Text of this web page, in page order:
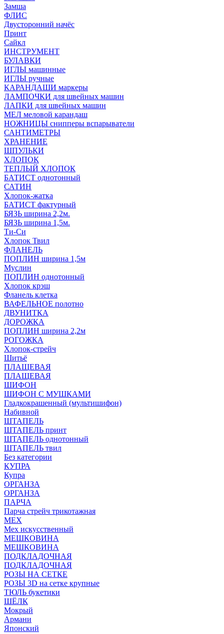
Замша
ФЛИС
Двусторонний начёс
Принт
Сайкл
ИНСТРУМЕНТ
БУЛАВКИ
ИГЛЫ машинные
ИГЛЫ ручные
КАРАНДАШИ маркеры
ЛАМПОЧКИ для швейных машин
ЛАПКИ для швейных машин
МЕЛ меловой карандаш
НОЖНИЦЫ снипперы вспарыватели
САНТИМЕТРЫ
ХРАНЕНИЕ
ШПУЛЬКИ
ХЛОПОК
ТЕПЛЫЙ ХЛОПОК
БАТИСТ однотонный
САТИН
Хлопок-жатка
БАТИСТ фактурный
БЯЗЬ ширина 2,2м.
БЯЗЬ ширина 1,5м.
Ти-Си
Хлопок Твил
ФЛАНЕЛЬ
ПОПЛИН ширина 1,5м
Муслин
ПОПЛИН однотонный
Хлопок крэш
Фланель клетка
ВАФЕЛЬНОЕ полотно
ДВУНИТКА
ДОРОЖКА
ПОПЛИН ширина 2,2м
РОГОЖКА
Хлопок-стрейч
Шитьё
ПЛАЩЕВАЯ
ПЛАЩЕВАЯ
ШИФОН
ШИФОН С МУШКАМИ
Гладкокрашенный (мультишифон)
Набивной
ШТАПЕЛЬ
ШТАПЕЛЬ принт
ШТАПЕЛЬ однотонный
ШТАПЕЛЬ твил
Без категории
КУПРА
Купра
ОРГАНЗА
ОРГАНЗА
ПАРЧА
Парча стрейч трикотажная
МЕХ
Мех искусственный
МЕШКОВИНА
МЕШКОВИНА
ПОДКЛАДОЧНАЯ
ПОДКЛАДОЧНАЯ
РОЗЫ НА СЕТКЕ
РОЗЫ 3D на сетке крупные
ТЮЛЬ букетики
ШЁЛК
Мокрый
Армани
Японский